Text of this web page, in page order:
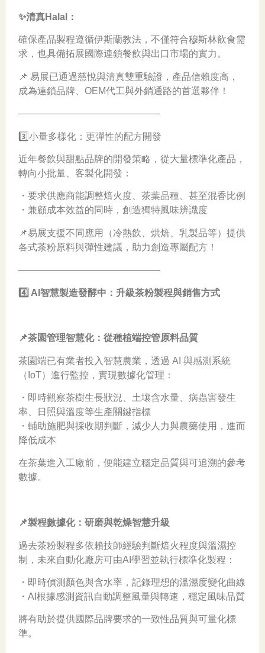
✨清真Halal：
確保產品製程遵循伊斯蘭教法，不僅符合穆斯林飲食需
求，也具備拓展國際連鎖餐飲與出口市場的實力。
📌 易展已通過慈悅與清真雙重驗證，產品信賴度高，
成為連鎖品牌、OEM代工與外銷通路的首選夥伴！
———————————————
3️⃣小量多樣化：更彈性的配方開發
近年餐飲與甜點品牌的開發策略，從大量標準化產品，
轉向小批量、客製化開發：
・要求供應商能調整焙火度、茶葉品種、甚至混香比例
・兼顧成本效益的同時，創造獨特風味辨識度
📌易展支援不同應用（冷熱飲、烘焙、乳製品等）提供
各式茶粉原料與彈性建議，助力創造專屬配方！
———————————————
4️⃣ AI智慧製造發酵中：升級茶粉製程與銷售方式
📌茶園管理智慧化：從種植端控管原料品質
茶園端已有業者投入智慧農業，透過 AI 與感測系統
（IoT）進行監控，實現數據化管理：
・即時觀察茶樹生長狀況、土壤含水量、病蟲害發生
率、日照與溫度等生產關鍵指標
・輔助施肥與採收期判斷，減少人力與農藥使用，進而
降低成本
在茶葉進入工廠前，便能建立穩定品質與可追溯的參考
數據。
📌製程數據化：研磨與乾燥智慧升級
過去茶粉製程多依賴技師經驗判斷焙火程度與溫濕控
制，未來自動化廠房可由AI學習並執行標準化製程：
・即時偵測顏色與含水率，記錄理想的溫濕度變化曲線
・AI根據感測資訊自動調整風量與轉速，穩定風味品質
將有助於提供國際品牌要求的一致性品質與可量化標
準。